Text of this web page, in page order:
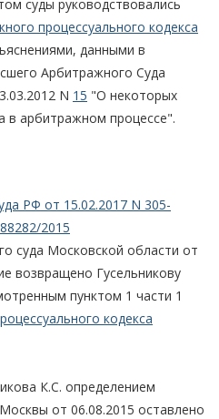
суды руководствовались
процессуального кодекса
данными в
Арбитражного Суда
N 15 "О некоторых
в арбитражном процессе".
РФ от 15.02.2017 N 305-
2015
суда Московской области от
возвращено Гусельникову
пунктом 1 части 1
кодекса
К.С. определением
от 06.08.2015 оставлено